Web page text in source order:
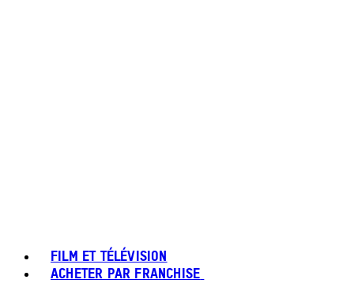
FILM ET TÉLÉVISION
ACHETER PAR FRANCHISE